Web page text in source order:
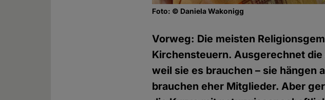
Foto: © Daniela Wakonigg
Vorweg: Die meisten
Kirchensteuern. Ausgerechnet
weil sie es brauchen – sie hängen
brauchen eher Mitglieder. Aber